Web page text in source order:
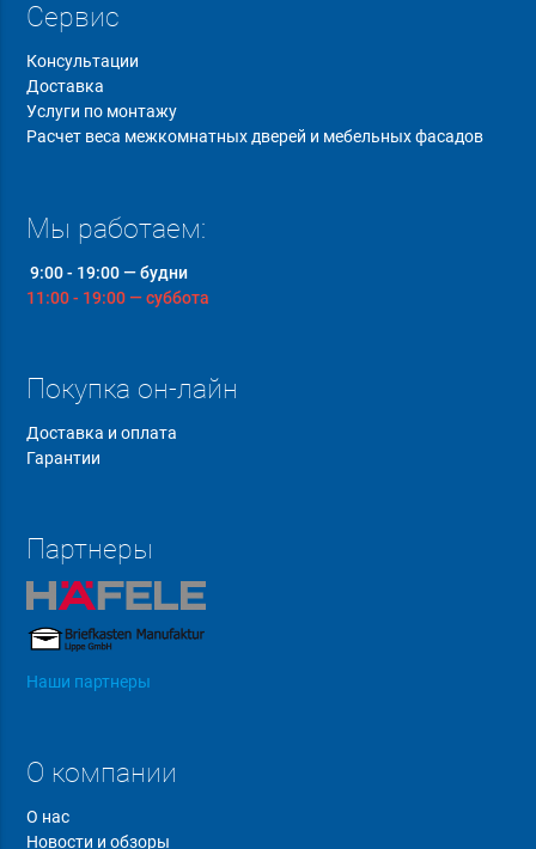
Сервис
Консультации
Доставка
Услуги по монтажу
Расчет веса межкомнатных дверей и мебельных фасадов
Мы работаем:
9:00 - 19:00 — будни
11:00 - 19:00 — суббота
Покупка он-лайн
Доставка и оплата
Гарантии
Партнеры
Наши партнеры
О компании
О нас
Новости и обзоры